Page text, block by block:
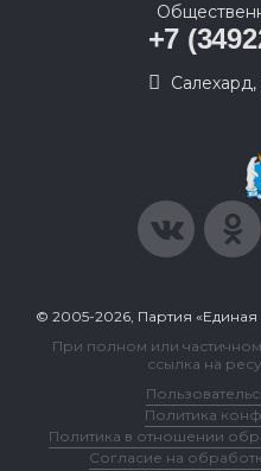
+7
Салехард,
© 2005-2026, Партия
При полном или
ссылка на
Политика
Политика в отношении
Согласие на